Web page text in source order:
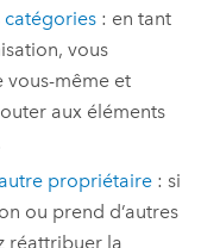
: en tant
vous
vous-même et
aux éléments
propriétaire : si
ou prend d’autres
réattribuer la